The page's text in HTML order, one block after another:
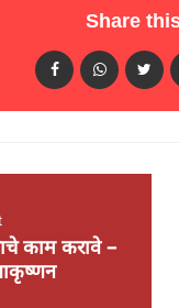
Share
काम करावे –